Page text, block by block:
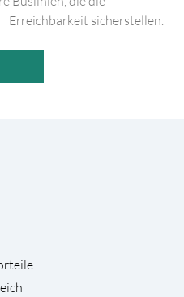
sicherstellen.